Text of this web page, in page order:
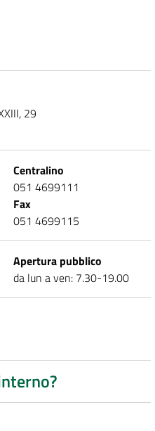
29
Centralino
051 4699111
Fax
051 4699115
Apertura pubblico
da lun a ven: 7.30-19.00